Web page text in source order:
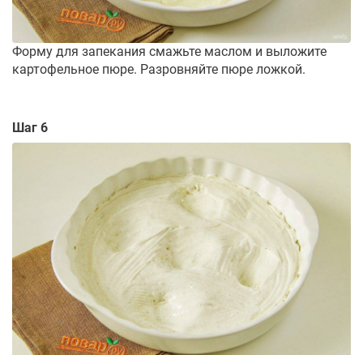
Форму для запекания смажьте маслом и выложите
картофельное пюре. Разровняйте пюре ложкой.
Шаг 6